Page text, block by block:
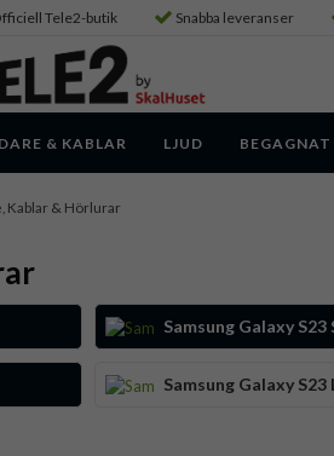
Tele2-butik Snabba leveranser
& KABLAR LJUD BEGAGNAT
Kablar & Hörlurar
Samsung Galaxy S23
Samsung Galaxy